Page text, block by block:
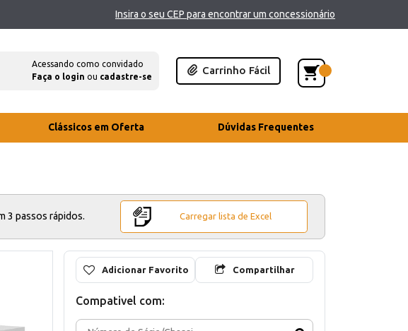
Insira o seu CEP para encontrar um concessionário
Acessando como convidado
Faça o login ou cadastre-se
Carrinho Fácil
Clássicos em Oferta Dúvidas Frequentes
3 passos rápidos. Carregar lista de Excel
Adicionar Favorito Compartilhar
Compativel com: